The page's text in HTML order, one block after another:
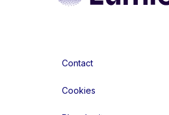
Contact
Cookies